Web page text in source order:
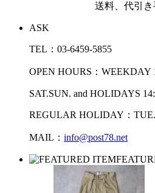
送料、代引
ASK
TEL：03-6459-5855
OPEN HOURS：WEEKDAY
SAT.SUN. and HOLIDAYS
REGULAR HOLIDAY：
MAIL： info@post78.net